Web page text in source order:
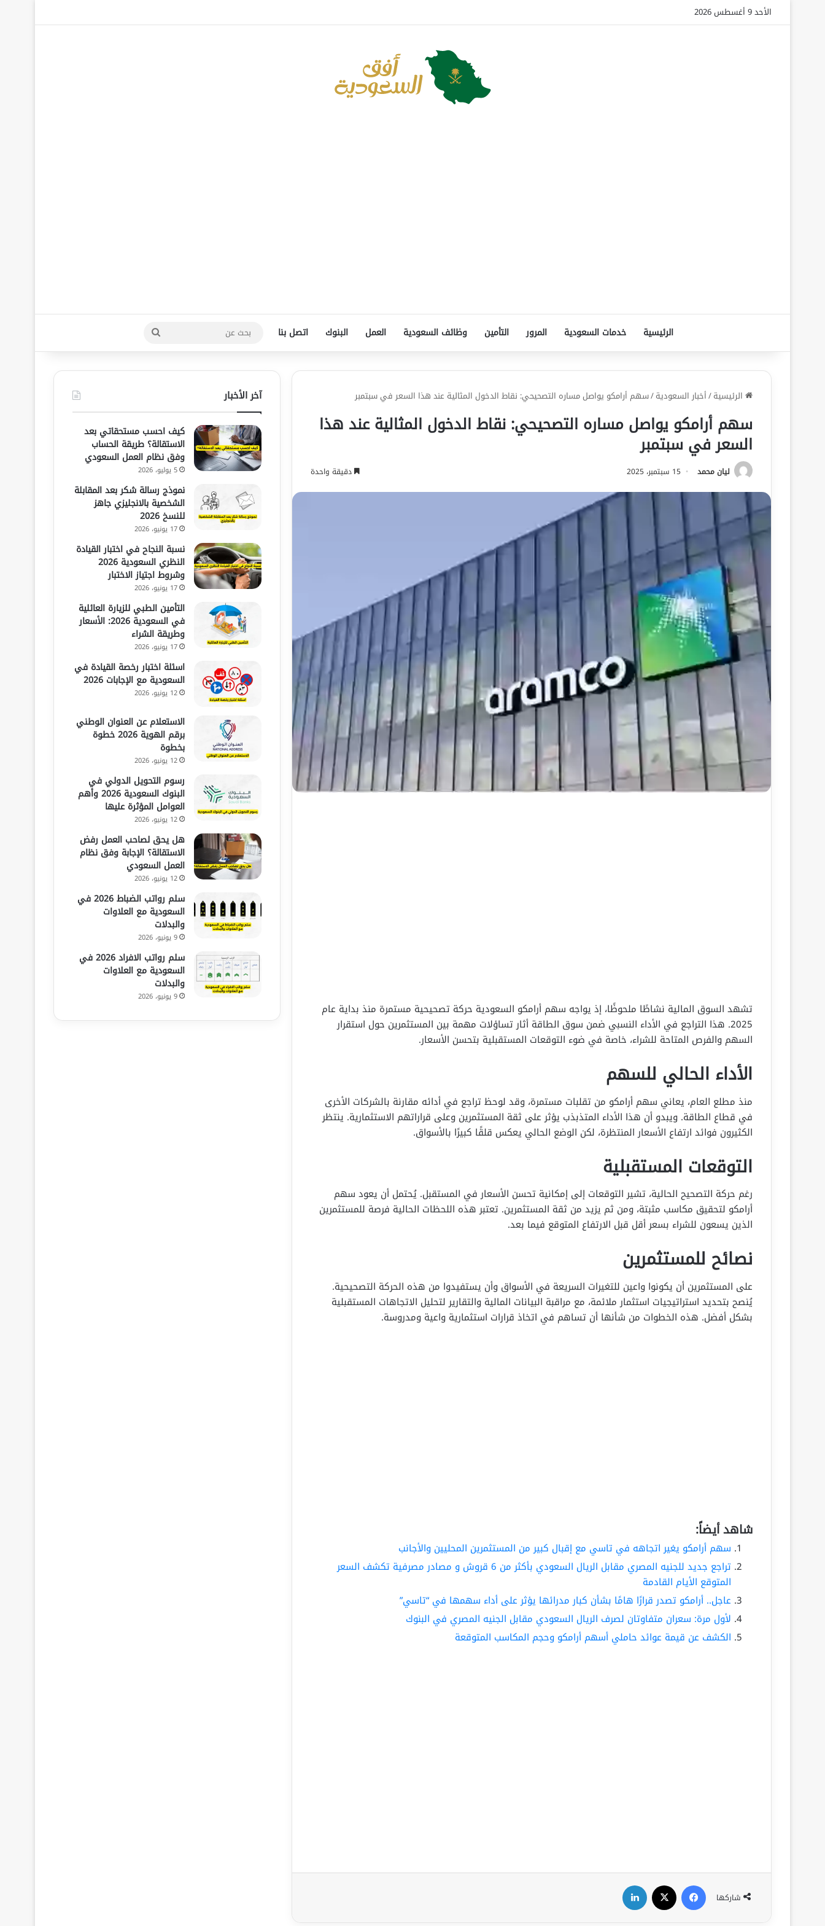
الأحد 9 أغسطس 2026
الرئيسية خدمات السعودية المرور التأمين وظائف السعودية العمل البنوك اتصل بنا
بحث
عن
الرئيسية/أخبار السعودية/سهم أرامكو يواصل مساره التصحيحي: نقاط الدخول المثالية عند هذا السعر في سبتمبر
سهم أرامكو يواصل مساره التصحيحي: نقاط الدخول المثالية عند هذا
السعر في سبتمبر
ليان محمد 15 سبتمبر، 2025 دقيقة واحدة
تشهد السوق المالية نشاطًا ملحوظًا، إذ يواجه سهم أرامكو السعودية حركة تصحيحية مستمرة منذ بداية عام
2025. هذا التراجع في الأداء النسبي ضمن سوق الطاقة أثار تساؤلات مهمة بين المستثمرين حول استقرار
السهم والفرص المتاحة للشراء، خاصة في ضوء التوقعات المستقبلية بتحسن الأسعار.
الأداء الحالي للسهم
منذ مطلع العام، يعاني سهم أرامكو من تقلبات مستمرة، وقد لوحظ تراجع في أدائه مقارنة بالشركات الأخرى
في قطاع الطاقة. ويبدو أن هذا الأداء المتذبذب يؤثر على ثقة المستثمرين وعلى قراراتهم الاستثمارية. ينتظر
الكثيرون فوائد ارتفاع الأسعار المنتظرة، لكن الوضع الحالي يعكس قلقًا كبيرًا بالأسواق.
التوقعات المستقبلية
رغم حركة التصحيح الحالية، تشير التوقعات إلى إمكانية تحسن الأسعار في المستقبل. يُحتمل أن يعود سهم
أرامكو لتحقيق مكاسب مثبتة، ومن ثم يزيد من ثقة المستثمرين. تعتبر هذه اللحظات الحالية فرصة للمستثمرين
الذين يسعون للشراء بسعر أقل قبل الارتفاع المتوقع فيما بعد.
نصائح للمستثمرين
على المستثمرين أن يكونوا واعين للتغيرات السريعة في الأسواق وأن يستفيدوا من هذه الحركة التصحيحية.
يُنصح بتحديد استراتيجيات استثمار ملائمة، مع مراقبة البيانات المالية والتقارير لتحليل الاتجاهات المستقبلية
بشكل أفضل. هذه الخطوات من شأنها أن تساهم في اتخاذ قرارات استثمارية واعية ومدروسة.
شاهد أيضاً:
سهم أرامكو يغير اتجاهه في تاسي مع إقبال كبير من المستثمرين المحليين والأجانب
تراجع جديد للجنيه المصري مقابل الريال السعودي بأكثر من 6 قروش و مصادر مصرفية تكشف السعر
المتوقع الأيام القادمة
عاجل.. أرامكو تصدر قرارًا هامًا بشأن كبار مدرائها يؤثر على أداء سهمها في “تاسي”
لأول مرة: سعران متفاوتان لصرف الريال السعودي مقابل الجنيه المصري في البنوك
الكشف عن قيمة عوائد حاملي أسهم أرامكو وحجم المكاسب المتوقعة
شاركها
فيسبوك
آخر الأخبار
كيف احسب مستحقاتي بعد
الاستقالة؟ طريقة الحساب
وفق نظام العمل السعودي
5 يوليو، 2026
نموذج رسالة شكر بعد المقابلة
الشخصية بالانجليزي جاهز
للنسخ 2026
17 يونيو، 2026
نسبة النجاح في اختبار القيادة
النظري السعودية 2026
وشروط اجتياز الاختبار
17 يونيو، 2026
التأمين الطبي للزيارة العائلية
في السعودية 2026: الأسعار
وطريقة الشراء
17 يونيو، 2026
اسئلة اختبار رخصة القيادة في
السعودية مع الإجابات 2026
12 يونيو، 2026
الاستعلام عن العنوان الوطني
برقم الهوية 2026 خطوة
بخطوة
12 يونيو، 2026
رسوم التحويل الدولي في
البنوك السعودية 2026 وأهم
العوامل المؤثرة عليها
12 يونيو، 2026
هل يحق لصاحب العمل رفض
الاستقالة؟ الإجابة وفق نظام
العمل السعودي
12 يونيو، 2026
سلم رواتب الضباط 2026 في
السعودية مع العلاوات
والبدلات
9 يونيو، 2026
سلم رواتب الافراد 2026 في
السعودية مع العلاوات
والبدلات
9 يونيو، 2026